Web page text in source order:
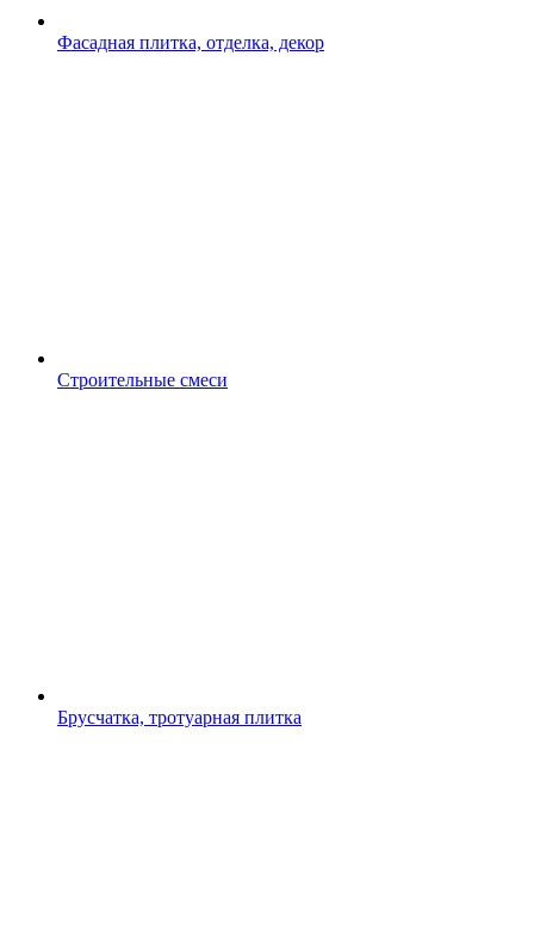
Фасадная плитка, отделка, декор
Строительные смеси
Брусчатка, тротуарная плитка